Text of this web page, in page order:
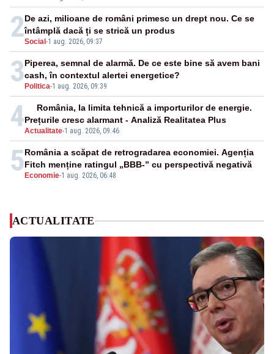
2Social -1 aug. 2026, 09:37
De azi, milioane de români primesc un drept nou. Ce se
întâmplă dacă ți se strică un produs
3 Politica-1 aug. 2026, 09:39
Piperea, semnal de alarmă. De ce este bine să avem bani
cash, în contextul alertei energetice?
4Actualitate-1 aug. 2026, 09:46
România, la limita tehnică a importurilor de energie.
Prețurile cresc alarmant - Analiză Realitatea Plus
5 Economie-1 aug. 2026, 06:48
România a scăpat de retrogradarea economiei. Agenția
Fitch menține ratingul „BBB-” cu perspectivă negativă
ACTUALITATE